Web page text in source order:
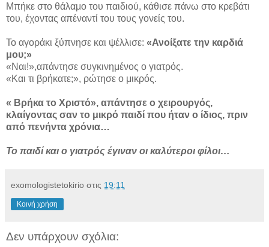
Μπήκε στο θάλαμο του παιδιού, κάθισε πάνω στο κρεβάτι
του, έχοντας απέναντί του τους γονείς του.
Το αγοράκι ξύπνησε και ψέλλισε: «Ανοίξατε την καρδιά
μου;»
«Ναι!»,απάντησε συγκινημένος ο γιατρός.
«Και τι βρήκατε;», ρώτησε ο μικρός.
« Βρήκα το Χριστό», απάντησε ο χειρουργός,
κλαίγοντας σαν το μικρό παιδί που ήταν ο ίδιος, πριν
από πενήντα χρόνια…
Το παιδί και ο γιατρός έγιναν οι καλύτεροι φίλοι…
exomologistetokirio στις 19:11
Κοινή χρήση
Δεν υπάρχουν σχόλια: